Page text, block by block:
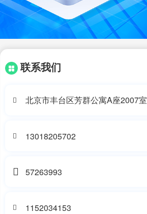
联系我们
北京市丰台区芳群公寓A座2007室
13018205702
57263993
1152034153